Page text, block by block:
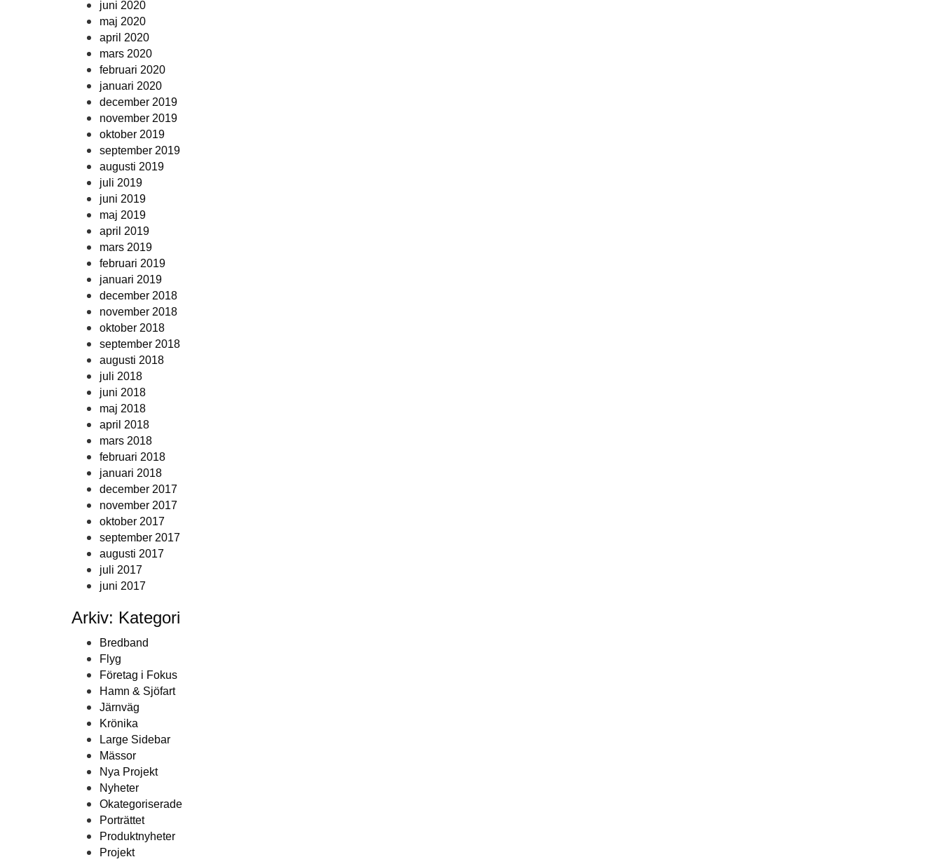
juni 2020
maj 2020
april 2020
mars 2020
februari 2020
januari 2020
december 2019
november 2019
oktober 2019
september 2019
augusti 2019
juli 2019
juni 2019
maj 2019
april 2019
mars 2019
februari 2019
januari 2019
december 2018
november 2018
oktober 2018
september 2018
augusti 2018
juli 2018
juni 2018
maj 2018
april 2018
mars 2018
februari 2018
januari 2018
december 2017
november 2017
oktober 2017
september 2017
augusti 2017
juli 2017
juni 2017
Arkiv: Kategori
Bredband
Flyg
Företag i Fokus
Hamn & Sjöfart
Järnväg
Krönika
Large Sidebar
Mässor
Nya Projekt
Nyheter
Okategoriserade
Porträttet
Produktnyheter
Projekt